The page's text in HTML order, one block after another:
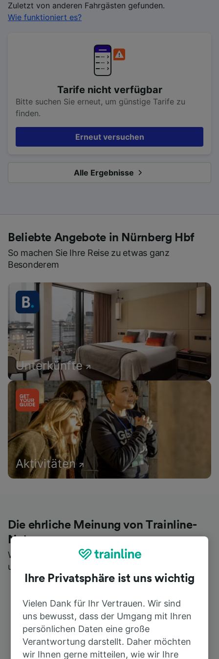
Zuletzt von anderen Fahrgästen gefunden.
Wie funktioniert es?
Tarife nicht verfügbar
Bitte suchen Sie erneut, um günstige Tarife zu
finden.
Erneut versuchen
Alle Ergebnisse
Beliebte Angebote in Nürnberg Hbf
So machen Sie Ihre Reise zu etwas ganz
Besonderem
Unterkünfte
Aktivitäten
Die ehrliche Meinung von Trainline-
Nutzern
Wer könnte Ihnen besseres Feedback geben als
unsere Kunden selbst?
Ihre Privatsphäre ist uns wichtig
Vielen Dank für Ihr Vertrauen. Wir sind
uns bewusst, dass der Umgang mit Ihren
persönlichen Daten eine große
Verantwortung darstellt. Daher möchten
wir Ihnen gerne mitteilen, wie wir Ihre